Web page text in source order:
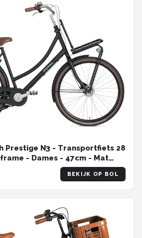
Prestige N3 - Transportfiets 28
- Dames - 47cm - Mat
BEKIJK OP BOL